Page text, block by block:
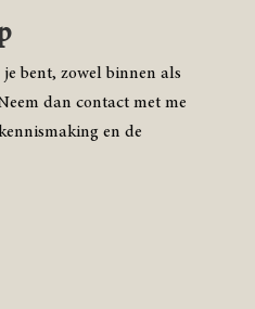
bent, zowel binnen als
dan contact met me
en de